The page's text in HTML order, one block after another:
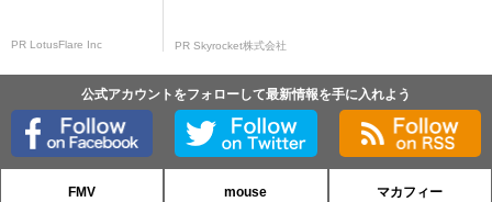
PR LotusFlare Inc PR Skyrocket株式会社
公式アカウントをフォローして最新情報を手に入れよう
FMV mouse マカフィー